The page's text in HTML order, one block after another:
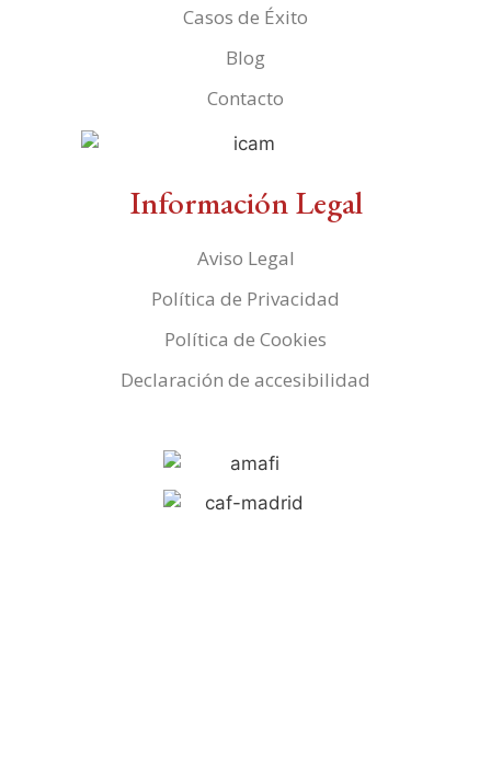
Casos de Éxito
Blog
Contacto
Información Legal
Aviso Legal
Política de Privacidad
Política de Cookies
Declaración de accesibilidad